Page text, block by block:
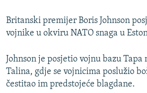
POPLAVE I KLIZIŠTA U BIH 2024.
TV LIBERTY
MOJA EVROPA
TRI DECENIJE OD RATA U BIH
Sve RFE/RL stranice
Britanski premijer Boris Johnson
vojnike u okviru NATO snaga u
Johnson je posjetio vojnu bazu Tapa
Talina, gdje se vojnicima poslužio
čestitao im predstojeće blagdane.